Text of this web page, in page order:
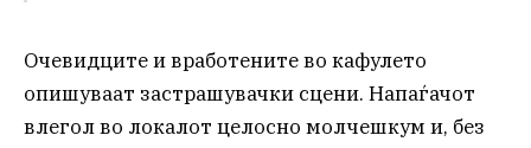
Очевидците и вработените во кафулето
опишуваат застрашувачки сцени. Напаѓачот
влегол во локалот целосно молчешкум и, без